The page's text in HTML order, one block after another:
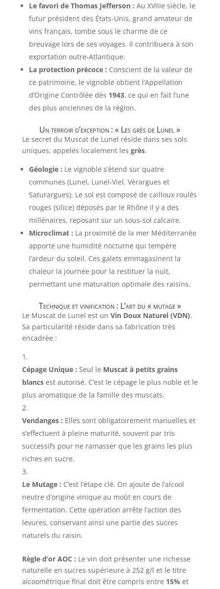
Le favori de Thomas Jefferson : Au XVIIIe siècle, le
futur président des États-Unis, grand amateur de
vins français, tombe sous le charme de ce
breuvage lors de ses voyages. Il contribuera à son
exportation outre-Atlantique.
La protection précoce : Conscient de la valeur de
ce patrimoine, le vignoble obtient l’Appellation
d’Origine Contrôlée dès 1943, ce qui en fait l’une
des plus anciennes de la région.
Un terroir d’exception : « Les grès de Lunel »
Le secret du Muscat de Lunel réside dans ses sols
uniques, appelés localement les grès.
Géologie : Le vignoble s’étend sur quatre
communes (Lunel, Lunel-Viel, Vérargues et
Saturargues). Le sol est composé de cailloux roulés
rouges (silice) déposés par le Rhône il y a des
millénaires, reposant sur un sous-sol calcaire.
Microclimat : La proximité de la mer Méditerranée
apporte une humidité nocturne qui tempère
l’ardeur du soleil. Ces galets emmagasinent la
chaleur la journée pour la restituer la nuit,
permettant une maturation optimale des raisins.
Technique et vinification : L’art du « mutage »
Le Muscat de Lunel est un Vin Doux Naturel (VDN).
Sa particularité réside dans sa fabrication très
encadrée :
Cépage Unique : Seul le Muscat à petits grains
blancsest autorisé. C’est le cépage le plus noble et le
plus aromatique de la famille des muscats.
Vendanges : Elles sont obligatoirement manuelles et
s’effectuent à pleine maturité, souvent par tris
successifs pour ne ramasser que les grains les plus
riches en sucre.
Le Mutage : C’est l’étape clé. On ajoute de l’alcool
neutre d’origine vinique au moût en cours de
fermentation. Cette opération arrête l’action des
levures, conservant ainsi une partie des sucres
naturels du raisin.
Règle d’or AOC : Le vin doit présenter une richesse
naturelle en sucres supérieure à 252 g/l et le titre
alcoométrique final doit être compris entre 15% et